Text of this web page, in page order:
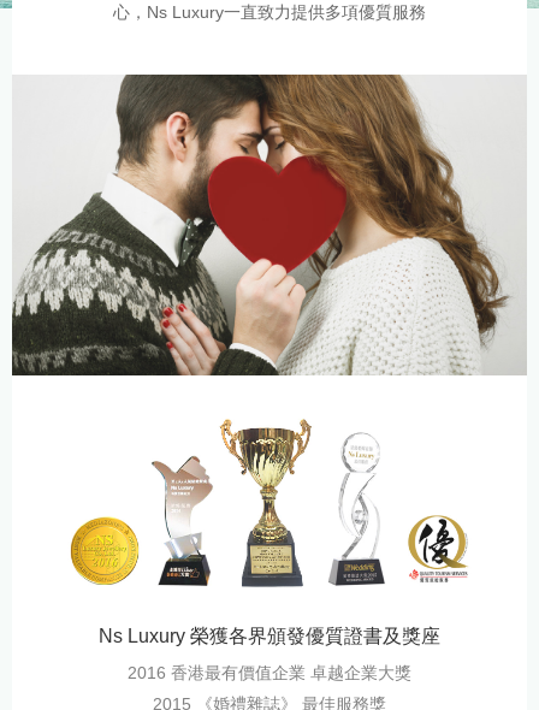
心，Ns Luxury一直致力提供多項優質服務
Ns Luxury 榮獲各界頒發優質證書及獎座
2016 香港最有價值企業 卓越企業大獎
2015 《婚禮雜誌》 最佳服務獎